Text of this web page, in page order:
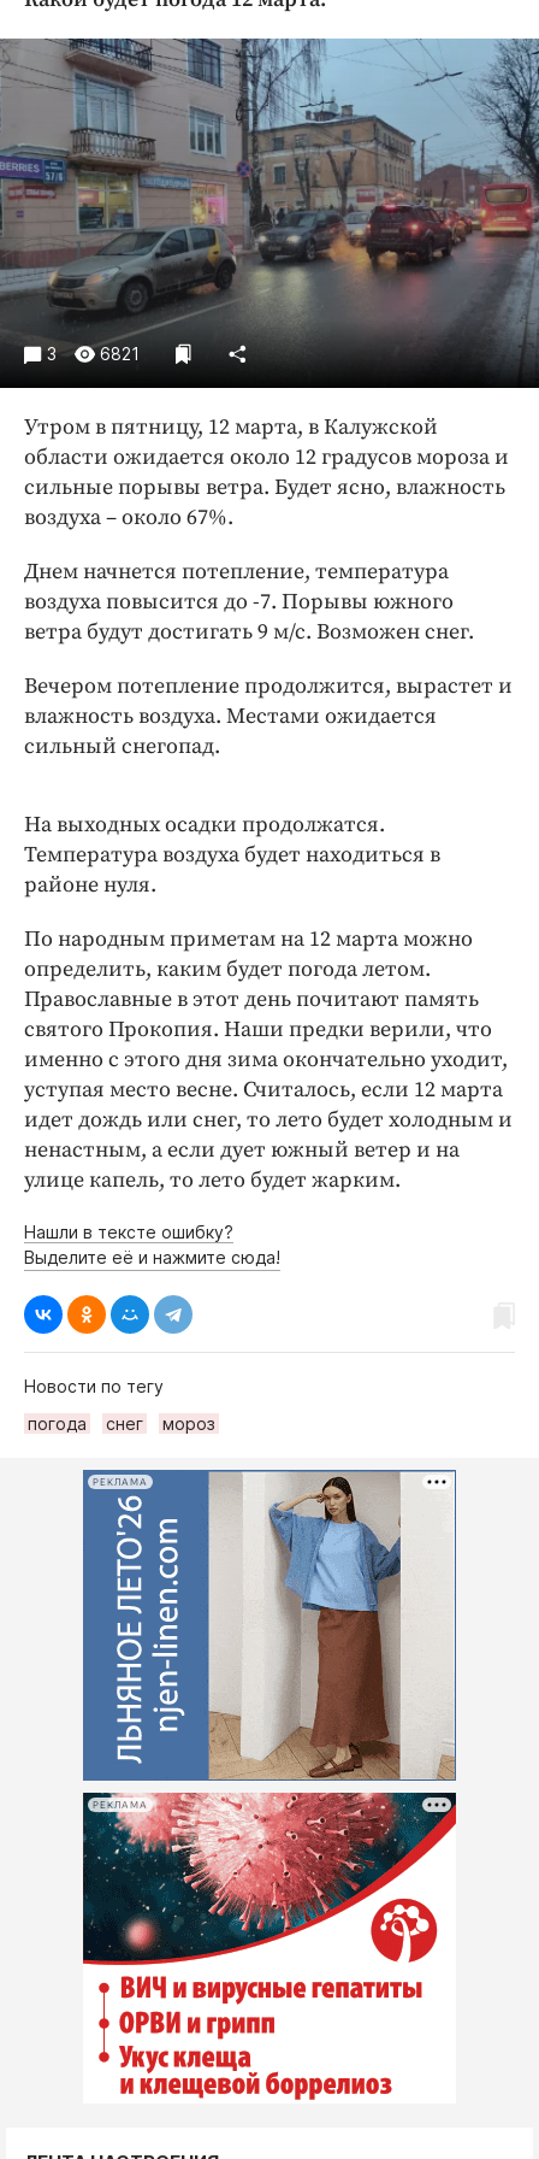
Криминал
Культура
Недвижимость и ЖКХ
Образование
Общество
Погода
Праздники
Происшествия
Спорт
Экономика и бизнес
ПРОЕКТЫ
Блоги
Издания
Медиаперсона
Клиника года
Бренд года
3 6821
Утром в пятницу, 12 марта, в Калужской
области ожидается около 12 градусов мороза и
сильные порывы ветра. Будет ясно, влажность
воздуха – около 67%.
Днем начнется потепление, температура
воздуха повысится до -7. Порывы южного
ветра будут достигать 9 м/с. Возможен снег.
Вечером потепление продолжится, вырастет и
влажность воздуха. Местами ожидается
сильный снегопад.
На выходных осадки продолжатся.
Температура воздуха будет находиться в
районе нуля.
По народным приметам на 12 марта можно
определить, каким будет погода летом.
Православные в этот день почитают память
святого Прокопия. Наши предки верили, что
именно с этого дня зима окончательно уходит,
уступая место весне. Считалось, если 12 марта
идет дождь или снег, то лето будет холодным и
ненастным, а если дует южный ветер и на
улице капель, то лето будет жарким.
Нашли в тексте ошибку?
Выделите её и нажмите сюда!
Новости по тегу
погода
снег мороз
РЕКЛАМА
РЕКЛАМА